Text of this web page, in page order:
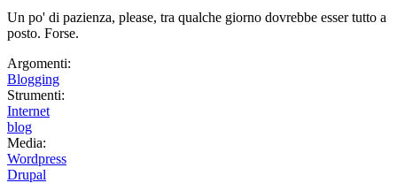
Un po' di pazienza, please, tra qualche giorno dovrebbe esser tutto a
posto. Forse.
Argomenti:
Blogging
Strumenti:
Internet
blog
Media:
Wordpress
Drupal